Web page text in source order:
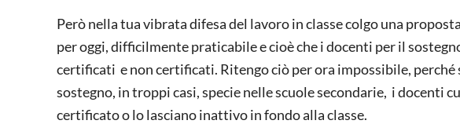
Però nella tua vibrata difesa del lavoro in classe colgo una
per oggi, difficilmente praticabile e cioè che i docenti per il
certificati e non certificati. Ritengo ciò per ora impossibile, perché
sostegno, in troppi casi, specie nelle scuole secondarie, i docenti
certificato o lo lasciano inattivo in fondo alla classe.